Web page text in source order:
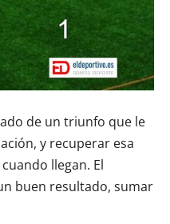
de un triunfo que le
y recuperar esa
llegan. El
buen resultado, sumar